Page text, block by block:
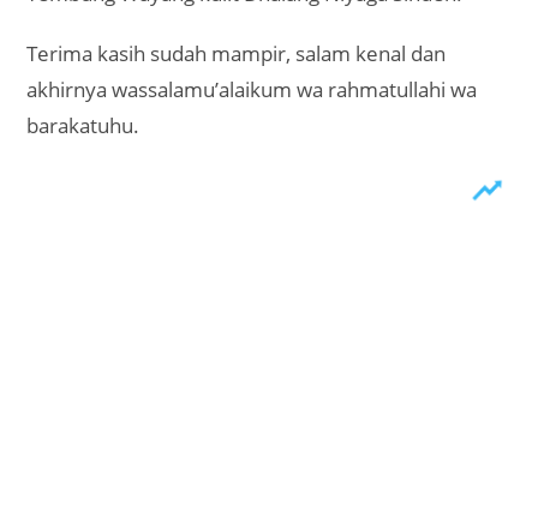
Terima kasih sudah mampir, salam kenal dan
akhirnya wassalamu’alaikum wa rahmatullahi wa
barakatuhu.